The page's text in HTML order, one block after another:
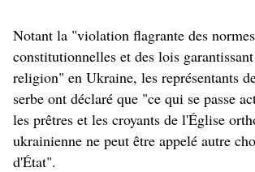
Notant la "violation flagrante des normes
constitutionnelles et des lois
religion" en Ukraine, les représentants
serbe ont déclaré que "ce qui se passe
les prêtres et les croyants de l'Église
ukrainienne ne peut être appelé autre
d'État".